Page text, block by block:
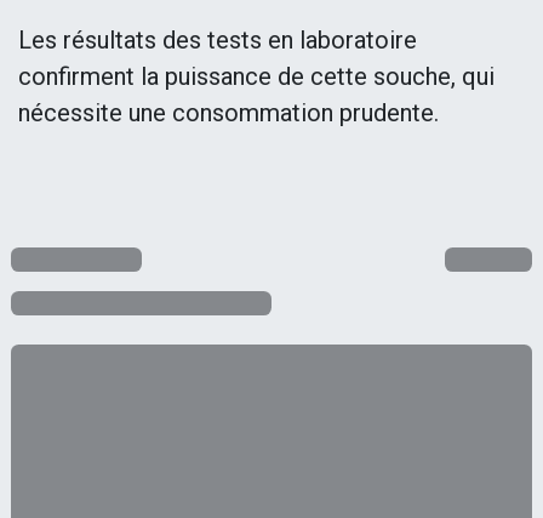
Les résultats des tests en laboratoire
confirment la puissance de cette souche, qui
nécessite une consommation prudente.